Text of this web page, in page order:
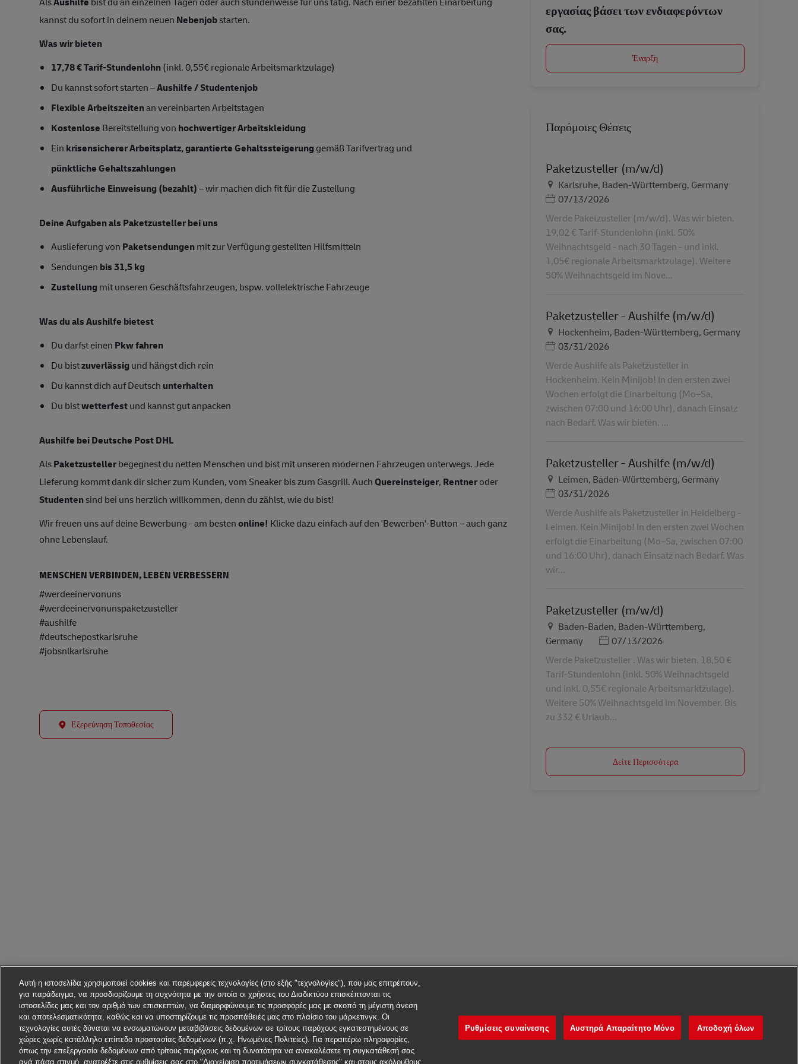
kannst du sofort in deinem neuen Nebenjobstarten.
Was wir bieten
17,78 € Tarif-Stundenlohn(inkl. 0,55€ regionale Arbeitsmarktzulage)
Du kannst sofort starten –Aushilfe / Studentenjob
Flexible Arbeitszeitenan vereinbarten Arbeitstagen
Kostenlose Bereitstellung von hochwertiger Arbeitskleidung
Ein krisensicherer Arbeitsplatz, garantierte Gehaltssteigerung gemäß Tarifvertrag und
pünktliche Gehaltszahlungen
Ausführliche Einweisung (bezahlt)– wir machen dich fit für die Zustellung
Deine Aufgaben als Paketzusteller bei uns
Auslieferung von Paketsendungenmit zur Verfügung gestellten Hilfsmitteln
Sendungen bis 31,5 kg
Zustellung mit unseren Geschäftsfahrzeugen, bspw. vollelektrische Fahrzeuge
Was du als Aushilfe bietest
Du darfst einen Pkw fahren
Du bistzuverlässig und hängst dich rein
Du kannst dich auf Deutsch unterhalten
Du bistwetterfestund kannst gut anpacken
Aushilfe bei Deutsche Post DHL
AlsPaketzustellerbegegnest du netten Menschen und bist mit unseren modernen Fahrzeugen unterwegs. Jede
Lieferung kommt dank dir sicher zum Kunden, vom Sneaker bis zum Gasgrill. AuchQuereinsteiger, Rentneroder
Studentensind bei uns herzlich willkommen, denn du zählst, wie du bist!
Wir freuen uns auf deine Bewerbung - am bestenonline! Klicke dazu einfach auf den 'Bewerben'-Button – auch ganz
ohne Lebenslauf.
MENSCHEN VERBINDEN, LEBEN VERBESSERN
#werdeeinervonuns
#werdeeinervonunspaketzusteller
#aushilfe
#deutschepostkarlsruhe
#jobsnlkarlsruhe
Εξερεύνηση Τοποθεσίας
εργασίας βάσει των ενδιαφερόντων
σας.
Έναρξη
Παρόμοιες Θέσεις
Paketzusteller (m/w/d)
Τοποθεσία
Karlsruhe, Baden-Württemberg, Germany
Ημερομηνία Ανάρτησης
07/13/2026
Werde Paketzusteller (m/w/d). Was wir bieten.
19,02 € Tarif-Stundenlohn (inkl. 50%
Weihnachtsgeld - nach 30 Tagen - und inkl.
1,05€ regionale Arbeitsmarktzulage). Weitere
50% Weihnachtsgeld im Nove...
Paketzusteller - Aushilfe (m/w/d)
Τοποθεσία
Hockenheim, Baden-Württemberg, Germany
Ημερομηνία Ανάρτησης
03/31/2026
Werde Aushilfe als Paketzusteller in
Hockenheim. Kein Minijob! In den ersten zwei
Wochen erfolgt die Einarbeitung (Mo–Sa,
zwischen 07:00 und 16:00 Uhr), danach Einsatz
nach Bedarf. Was wir bieten. ...
Paketzusteller - Aushilfe (m/w/d)
Τοποθεσία
Leimen, Baden-Württemberg, Germany
Ημερομηνία Ανάρτησης
03/31/2026
Werde Aushilfe als Paketzusteller in Heidelberg -
Leimen. Kein Minijob! In den ersten zwei Wochen
erfolgt die Einarbeitung (Mo–Sa, zwischen 07:00
und 16:00 Uhr), danach Einsatz nach Bedarf. Was
wir...
Paketzusteller (m/w/d)
Τοποθεσία
Baden-Baden, Baden-Württemberg,
Germany
Ημερομηνία Ανάρτησης
07/13/2026
Werde Paketzusteller . Was wir bieten. 18,50 €
Tarif-Stundenlohn (inkl. 50% Weihnachtsgeld
und inkl. 0,55€ regionale Arbeitsmarktzulage).
Weitere 50% Weihnachtsgeld im November. Bis
zu 332 € Urlaub...
Δείτε Περισσότερα
Αυτή η ιστοσελίδα χρησιμοποιεί cookies και παρεμφερείς τεχνολογίες (στο εξής "τεχνολογίες"), που μας επιτρέπουν,
για παράδειγμα, να προσδιορίζουμε τη συχνότητα με την οποία οι χρήστες του Διαδικτύου επισκέπτονται τις
ιστοσελίδες μας και τον αριθμό των επισκεπτών, να διαμορφώνουμε τις προσφορές μας με σκοπό τη μέγιστη άνεση
και αποτελεσματικότητα, καθώς και να υποστηρίζουμε τις προσπάθειές μας στο πλαίσιο του μάρκετινγκ. Οι
τεχνολογίες αυτές δύναται να ενσωματώνουν μεταβιβάσεις δεδομένων σε τρίτους παρόχους εγκατεστημένους σε
χώρες χωρίς κατάλληλο επίπεδο προστασίας δεδομένων (π.χ. Ηνωμένες Πολιτείες). Για περαιτέρω πληροφορίες,
όπως την επεξεργασία δεδομένων από τρίτους παρόχους και τη δυνατότητα να ανακαλέσετε τη συγκατάθεσή σας
ανά πάσα στιγμή, ανατρέξτε στις ρυθμίσεις σας στο "Διαχείριση προτιμήσεων συγκατάθεσης" και στους ακόλουθους
Ρυθμίσεις συναίνεσης Αυστηρά Απαραίτητο Μόνο Αποδοχή όλων